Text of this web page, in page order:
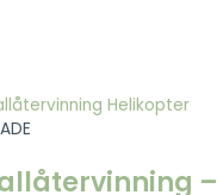
–